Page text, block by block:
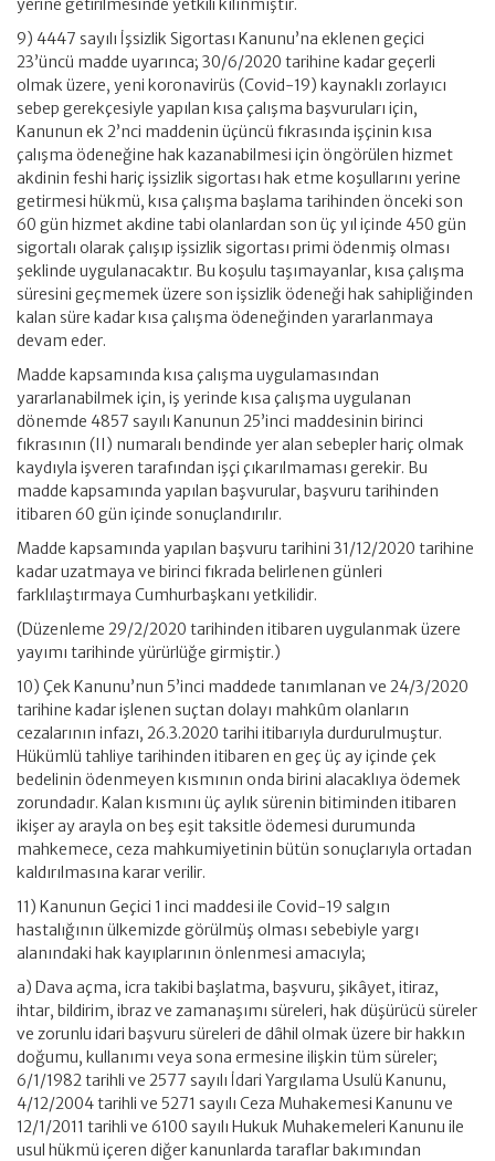
yerine getirilmesinde yetkili kılınmıştır.
9) 4447 sayılı İşsizlik Sigortası Kanunu’na eklenen geçici
23’üncü madde uyarınca; 30/6/2020 tarihine kadar geçerli
olmak üzere, yeni koronavirüs (Covid-19) kaynaklı zorlayıcı
sebep gerekçesiyle yapılan kısa çalışma başvuruları için,
Kanunun ek 2’nci maddenin üçüncü fıkrasında işçinin kısa
çalışma ödeneğine hak kazanabilmesi için öngörülen hizmet
akdinin feshi hariç işsizlik sigortası hak etme koşullarını yerine
getirmesi hükmü, kısa çalışma başlama tarihinden önceki son
60 gün hizmet akdine tabi olanlardan son üç yıl içinde 450 gün
sigortalı olarak çalışıp işsizlik sigortası primi ödenmiş olması
şeklinde uygulanacaktır. Bu koşulu taşımayanlar, kısa çalışma
süresini geçmemek üzere son işsizlik ödeneği hak sahipliğinden
kalan süre kadar kısa çalışma ödeneğinden yararlanmaya
devam eder.
Madde kapsamında kısa çalışma uygulamasından
yararlanabilmek için, iş yerinde kısa çalışma uygulanan
dönemde 4857 sayılı Kanunun 25’inci maddesinin birinci
fıkrasının (II) numaralı bendinde yer alan sebepler hariç olmak
kaydıyla işveren tarafından işçi çıkarılmaması gerekir. Bu
madde kapsamında yapılan başvurular, başvuru tarihinden
itibaren 60 gün içinde sonuçlandırılır.
Madde kapsamında yapılan başvuru tarihini 31/12/2020 tarihine
kadar uzatmaya ve birinci fıkrada belirlenen günleri
farklılaştırmaya Cumhurbaşkanı yetkilidir.
(Düzenleme 29/2/2020 tarihinden itibaren uygulanmak üzere
yayımı tarihinde yürürlüğe girmiştir.)
10) Çek Kanunu’nun 5’inci maddede tanımlanan ve 24/3/2020
tarihine kadar işlenen suçtan dolayı mahkûm olanların
cezalarının infazı, 26.3.2020 tarihi itibarıyla durdurulmuştur.
Hükümlü tahliye tarihinden itibaren en geç üç ay içinde çek
bedelinin ödenmeyen kısmının onda birini alacaklıya ödemek
zorundadır. Kalan kısmını üç aylık sürenin bitiminden itibaren
ikişer ay arayla on beş eşit taksitle ödemesi durumunda
mahkemece, ceza mahkumiyetinin bütün sonuçlarıyla ortadan
kaldırılmasına karar verilir.
11) Kanunun Geçici 1 inci maddesi ile Covid-19 salgın
hastalığının ülkemizde görülmüş olması sebebiyle yargı
alanındaki hak kayıplarının önlenmesi amacıyla;
a) Dava açma, icra takibi başlatma, başvuru, şikâyet, itiraz,
ihtar, bildirim, ibraz ve zamanaşımı süreleri, hak düşürücü süreler
ve zorunlu idari başvuru süreleri de dâhil olmak üzere bir hakkın
doğumu, kullanımı veya sona ermesine ilişkin tüm süreler;
6/1/1982 tarihli ve 2577 sayılı İdari Yargılama Usulü Kanunu,
4/12/2004 tarihli ve 5271 sayılı Ceza Muhakemesi Kanunu ve
12/1/2011 tarihli ve 6100 sayılı Hukuk Muhakemeleri Kanunu ile
usul hükmü içeren diğer kanunlarda taraflar bakımından